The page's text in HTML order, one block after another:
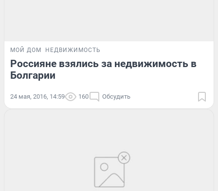
МОЙ ДОМ НЕДВИЖИМОСТЬ
Россияне взялись за недвижимость в
Болгарии
24 мая, 2016, 14:59 160 Обсудить